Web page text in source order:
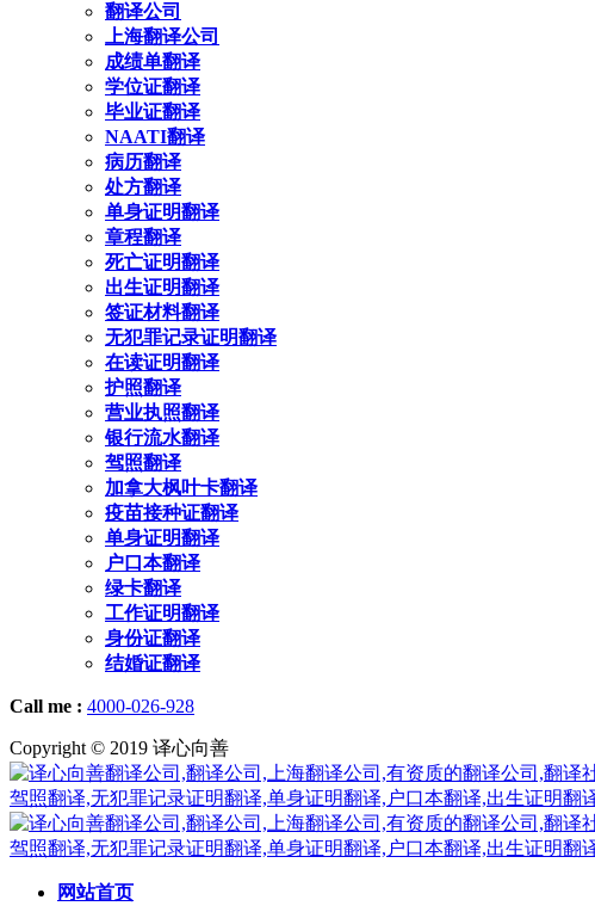
翻译公司
上海翻译公司
成绩单翻译
学位证翻译
毕业证翻译
NAATI翻译
病历翻译
处方翻译
单身证明翻译
章程翻译
死亡证明翻译
出生证明翻译
签证材料翻译
无犯罪记录证明翻译
在读证明翻译
护照翻译
营业执照翻译
银行流水翻译
驾照翻译
加拿大枫叶卡翻译
疫苗接种证翻译
单身证明翻译
户口本翻译
绿卡翻译
工作证明翻译
身份证翻译
结婚证翻译
Call me : 4000-026-928
Copyright © 2019 译心向善
网站首页